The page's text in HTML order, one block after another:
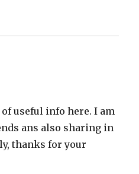
useful info here. I am
ans also sharing in
thanks for your